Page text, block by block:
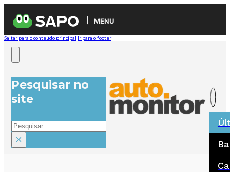
MENU
Saltar para o conteúdo principal Ir para o footer
Pesquisar no
site
Pesquisar
×